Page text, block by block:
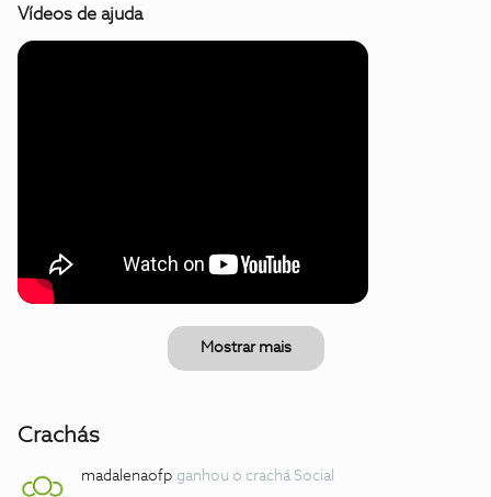
Vídeos de ajuda
Mostrar mais
Crachás
madalenaofp ganhou o crachá Social